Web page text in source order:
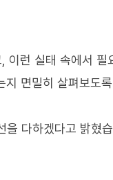
런 실태 속에서
면밀히 살펴보도
을 다하겠다고 밝혔